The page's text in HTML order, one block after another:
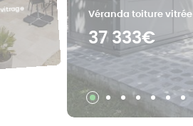
37 333€
Véranda toiture vitrée